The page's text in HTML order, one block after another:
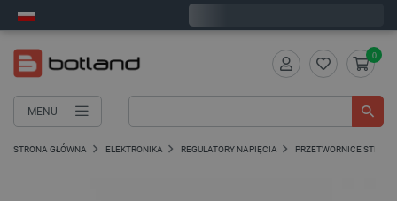
MENU
0
STRONA GŁÓWNA ELEKTRONIKA REGULATORY NAPIĘCIA PRZETWORNICE STEP-